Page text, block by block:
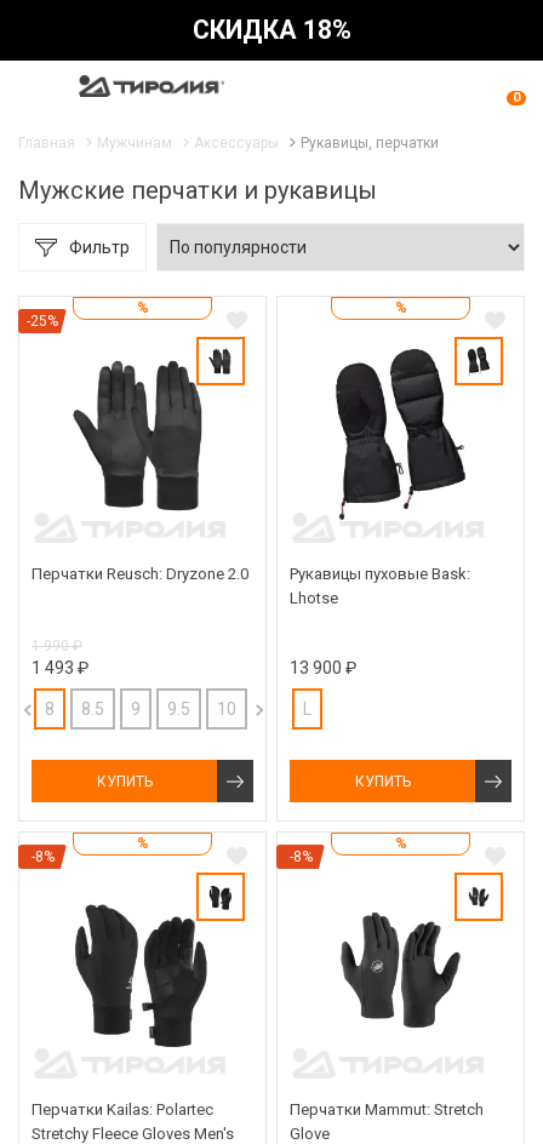
СКИДКА 18%
0
Главная Мужчинам Аксессуары Рукавицы, перчатки
Мужские перчатки и рукавицы
Фильтр
%
-25%
Перчатки Reusch: Dryzone 2.0
1 990 ₽
1 493 ₽
8 8.5 9 9.5 10
КУПИТЬ
%
Рукавицы пуховые Bask:
Lhotse
13 900 ₽
КУПИТЬ
%
-8%
Перчатки Kailas: Polartec
Stretchy Fleece Gloves Men's
%
-8%
Перчатки Mammut: Stretch
Glove